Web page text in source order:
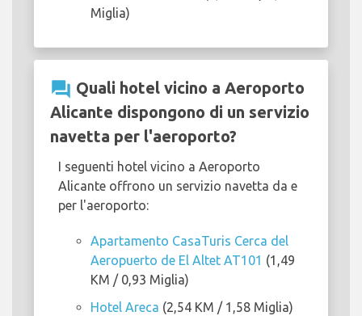
Miglia)
question_answer Quali hotel vicino a Aeroporto
Alicante dispongono di un servizio
navetta per l'aeroporto?
I seguenti hotel vicino a Aeroporto
Alicante offrono un servizio navetta da e
per l'aeroporto:
Apartamento CasaTuris Cerca del
Aeropuerto de El Altet AT101 (1,49
KM / 0,93 Miglia)
Hotel Areca (2,54 KM / 1,58 Miglia)